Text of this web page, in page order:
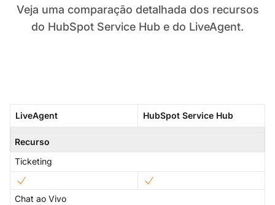
Veja uma comparação detalhada dos recursos
do HubSpot Service Hub e do LiveAgent.
LiveAgent HubSpot Service Hub
Recurso
Ticketing
Chat ao Vivo